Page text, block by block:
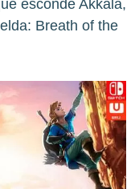
esconde Akkala,
Breath of the